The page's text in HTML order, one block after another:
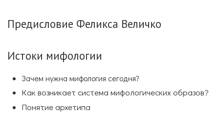
Предисловие Феликса Величко
Истоки мифологии
Зачем нужна мифология сегодня?
Как возникает система мифологических образов?
Понятие архетипа